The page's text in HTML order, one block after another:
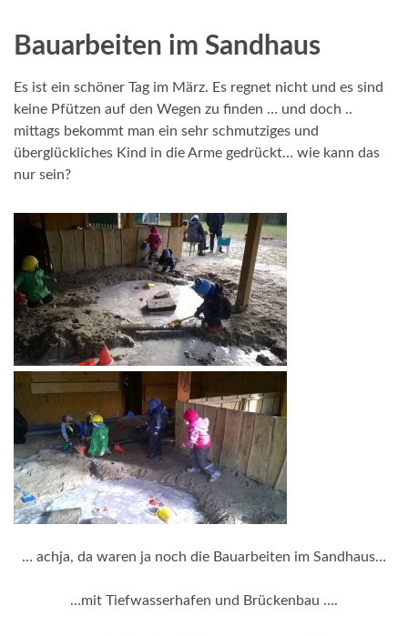
Bauarbeiten im Sandhaus
Es ist ein schöner Tag im März. Es regnet nicht und es sind
keine Pfützen auf den Wegen zu finden … und doch ..
mittags bekommt man ein sehr schmutziges und
überglückliches Kind in die Arme gedrückt… wie kann das
nur sein?
… achja, da waren ja noch die Bauarbeiten im Sandhaus…
…mit Tiefwasserhafen und Brückenbau ….